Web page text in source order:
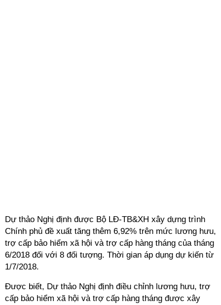
Dự thảo Nghị định được Bộ LĐ-TB&XH xây dựng trình
Chính phủ đề xuất tăng thêm 6,92% trên mức lương hưu,
trợ cấp bảo hiểm xã hội và trợ cấp hàng tháng của tháng
6/2018 đối với 8 đối tượng. Thời gian áp dụng dự kiến từ
1/7/2018.
Được biết, Dự thảo Nghị định điều chỉnh lương hưu, trợ
cấp bảo hiểm xã hội và trợ cấp hàng tháng được xây